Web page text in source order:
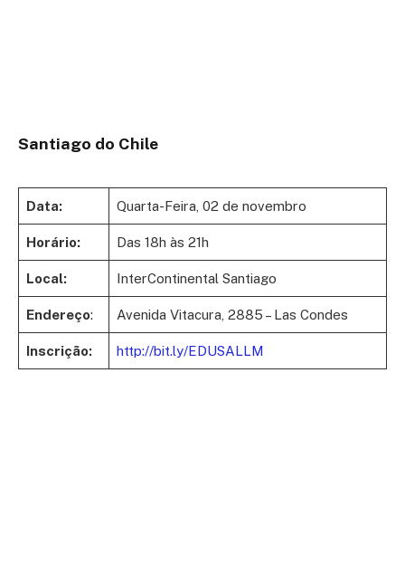
Santiago do Chile
Data: Quarta-Feira, 02 de novembro
Horário: Das 18h às 21h
Local: InterContinental Santiago
Endereço: Avenida Vitacura, 2885 – Las Condes
Inscrição: http://bit.ly/EDUSALLM